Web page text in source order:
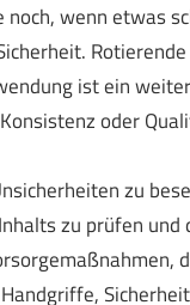
wenn etwas
ist ein
oder
zu
zu prüfen